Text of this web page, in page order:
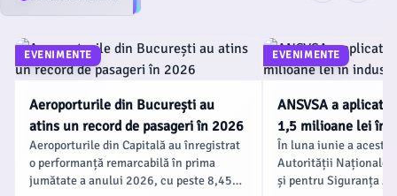
EVENIMENTE
Aeroporturile din București au
atins un record de pasageri în 2026
Aeroporturile din Capitală au înregistrat
o performanță remarcabilă în prima
jumătate a anului 2026, cu peste 8,45
EVENIMENTE
ANSVSA a aplicat
1,5 milioane lei în
alimentară
În luna iunie a
Autorității Naționale
și pentru Siguranța